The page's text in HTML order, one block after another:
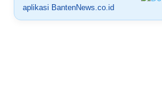
aplikasi BantenNews.co.id